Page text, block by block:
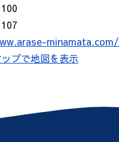
minamata.com/
プで地図を表示